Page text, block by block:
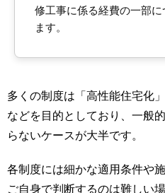
修工事に係る経費の一部
ます。
多くの制度は「高性能住宅化
などを目的としており、一般
らないケースが大半です。
各制度には細かな適用条件や
ご自身で判断するのは難しい